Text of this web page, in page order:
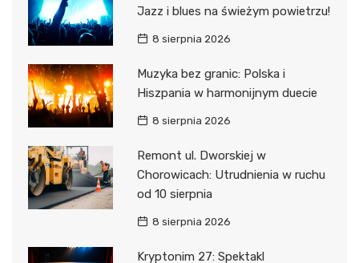
Jazz i blues na świeżym powietrzu!
8 sierpnia 2026
Muzyka bez granic: Polska i
Hiszpania w harmonijnym duecie
8 sierpnia 2026
Remont ul. Dworskiej w
Chorowicach: Utrudnienia w ruchu
od 10 sierpnia
8 sierpnia 2026
Kryptonim 27: Spektakl